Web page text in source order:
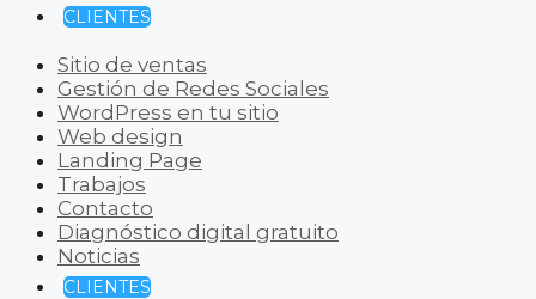
CLIENTES
Sitio de ventas
Gestión de Redes Sociales
WordPress en tu sitio
Web design
Landing Page
Trabajos
Contacto
Diagnóstico digital gratuito
Noticias
CLIENTES